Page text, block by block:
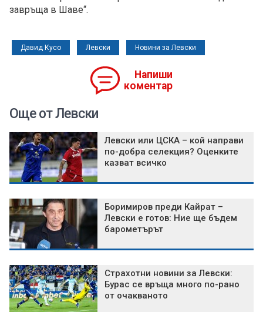
завръща в Шаве“.
Давид Кусо Левски Новини за Левски
Напиши
коментар
Още от Левски
Левски или ЦСКА – кой направи
по-добра селекция? Оценките
казват всичко
Боримиров преди Кайрат –
Левски е готов: Ние ще бъдем
барометърът
Страхотни новини за Левски:
Бурас се връща много по-рано
от очакваното